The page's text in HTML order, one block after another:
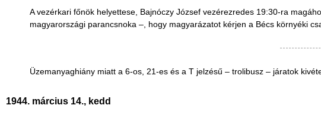
A vezérkari főnök helyettese, Bajnóczy József vezérezredes 19:30-ra
magyarországi parancsnoka –, hogy magyarázatot kérjen a Bécs környéki
Üzemanyaghiány miatt a 6-os, 21-es és a T jelzésű – trolibusz – járatok
1944. március 14., kedd